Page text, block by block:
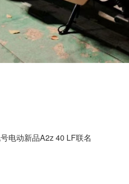
电动新品A2z 40 LF联名